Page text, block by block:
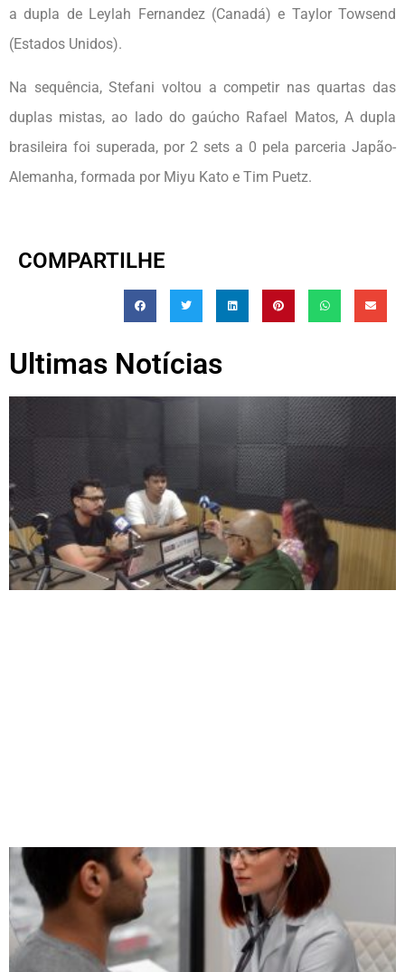
a dupla de Leylah Fernandez (Canadá) e Taylor Towsend
(Estados Unidos).
Na sequência, Stefani voltou a competir nas quartas das
duplas mistas, ao lado do gaúcho Rafael Matos, A dupla
brasileira foi superada, por 2 sets a 0 pela parceria Japão-
Alemanha, formada por Miyu Kato e Tim Puetz.
COMPARTILHE
Ultimas Notícias